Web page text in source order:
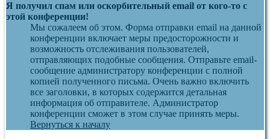
Я получил спам или оскорбительный email от кого-то с
этой конференции!
Мы сожалеем об этом. Форма отправки email на данной
конференции включает меры предосторожности и
возможность отслеживания пользователей,
отправляющих подобные сообщения. Отправьте email-
сообщение администратору конференции с полной
копией полученного письма. Очень важно включить
все заголовки, в которых содержится детальная
информация об отправителе. Администратор
конференции сможет в этом случае принять меры.
Вернуться к началу